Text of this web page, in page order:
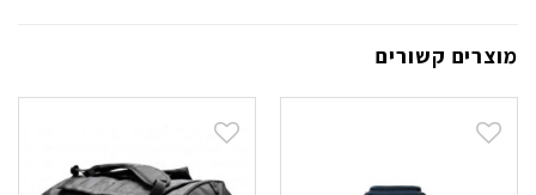
מוצרים קשורים